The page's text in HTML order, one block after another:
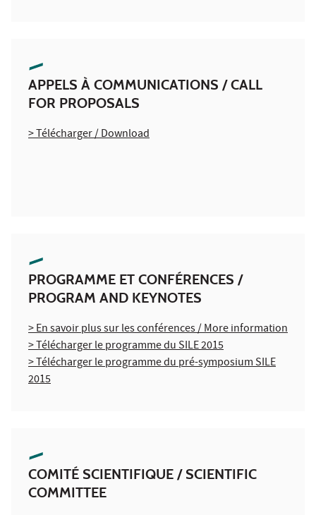
APPELS À COMMUNICATIONS / CALL
FOR PROPOSALS
> Télécharger / Download
PROGRAMME ET CONFÉRENCES /
PROGRAM AND KEYNOTES
> En savoir plus sur les conférences / More information
> Télécharger le programme du SILE 2015
> Télécharger le programme du pré-symposium SILE
2015
COMITÉ SCIENTIFIQUE / SCIENTIFIC
COMMITTEE